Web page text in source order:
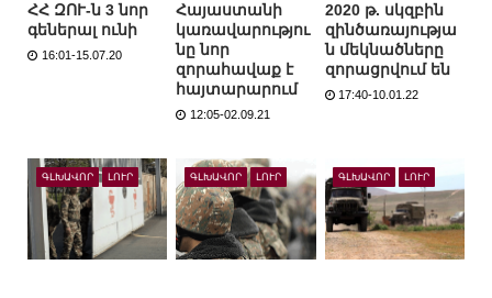
ՀՀ ԶՈՒ-ն 3 նոր
գեներալ ունի
16:01-15.07.20
Հայաստանի
կառավարությու
նը նոր
զորահավաք է
հայտարարում
12:05-02.09.21
2020 թ. սկզբին
զինծառայությա
ն մեկնածները
զորացրվում են
17:40-10.01.22
ԳԼԽԱՎՈՐ ԼՈՒՐ ԳԼԽԱՎՈՐ ԼՈՒՐ ԳԼԽԱՎՈՐ ԼՈՒՐ